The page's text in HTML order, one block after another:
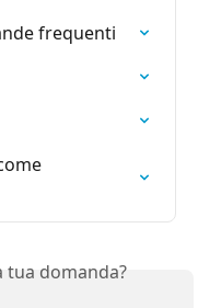
frequenti
tua domanda?